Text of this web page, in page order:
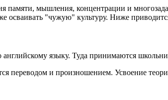
мышления, концентрации и
осваивать "чужую" культуру. Ниже
языку. Туда принимаются
переводом и произношением. Усвоение